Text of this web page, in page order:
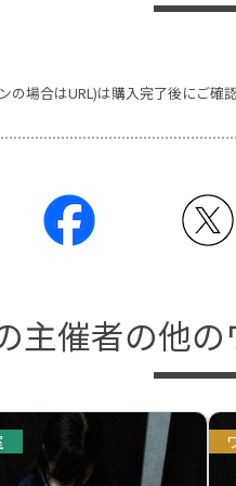
の場合はURL)は購入完了後にご確認
主催者の他